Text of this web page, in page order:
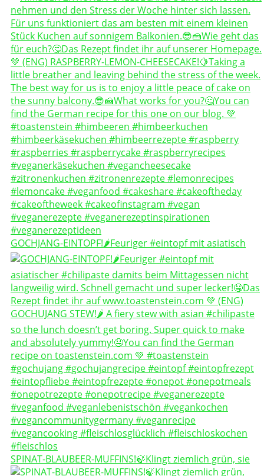
GOCHJANG-EINTOPF!🌶️Feuriger #eintopf mit asiatisch
SPINAT-BLAUBEER-MUFFINS!🍃Klingt ziemlich grün, sie